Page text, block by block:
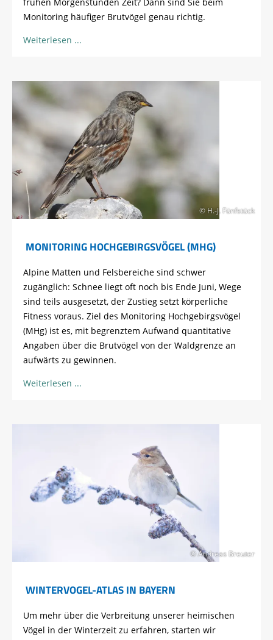
Monitoring häufiger Brutvögel genau richtig.
Weiterlesen
© H.-J. Fünfstück
MONITORING HOCHGEBIRGSVÖGEL (MHG)
Alpine Matten und Felsbereiche sind schwer
zugänglich: Schnee liegt oft noch bis Ende Juni, Wege
sind teils ausgesetzt, der Zustieg setzt körperliche
Fitness voraus. Ziel des Monitoring Hochgebirgsvögel
(MHg) ist es, mit begrenztem Aufwand quantitative
Angaben über die Brutvögel von der Waldgrenze an
aufwärts zu gewinnen.
Weiterlesen
© Andreas Breuter
WINTERVOGEL-ATLAS IN BAYERN
Um mehr über die Verbreitung unserer heimischen
Vögel in der Winterzeit zu erfahren, starten wir